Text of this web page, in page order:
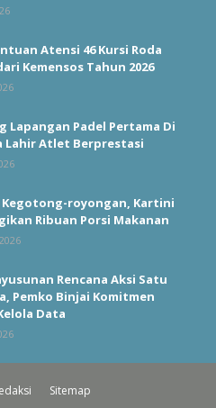
Atensi 46 Kursi Roda
Kemensos Tahun 2026
Lapangan Padel Pertama Di
Lahir Atlet Berprestasi
royongan, Kartini
Ribuan Porsi Makanan
Rencana Aksi Satu
Pemko Binjai Komitmen
Data
Sitemap